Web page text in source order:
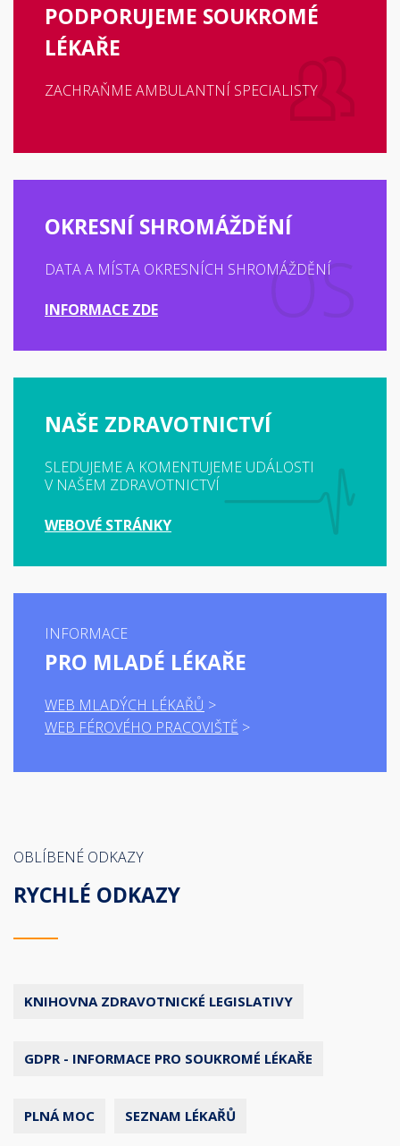
PODPORUJEME SOUKROMÉ
LÉKAŘE
ZACHRAŇME AMBULANTNÍ SPECIALISTY
OKRESNÍ SHROMÁŽDĚNÍ
DATA A MÍSTA OKRESNÍCH SHROMÁŽDĚNÍ
INFORMACE ZDE
NAŠE ZDRAVOTNICTVÍ
SLEDUJEME A KOMENTUJEME UDÁLOSTI
V NAŠEM ZDRAVOTNICTVÍ
WEBOVÉ STRÁNKY
INFORMACE
PRO MLADÉ LÉKAŘE
WEB MLADÝCH LÉKAŘŮ
WEB FÉROVÉHO PRACOVIŠTĚ
OBLÍBENÉ ODKAZY
RYCHLÉ ODKAZY
KNIHOVNA ZDRAVOTNICKÉ LEGISLATIVY
GDPR - INFORMACE PRO SOUKROMÉ LÉKAŘE
PLNÁ MOC SEZNAM LÉKAŘŮ